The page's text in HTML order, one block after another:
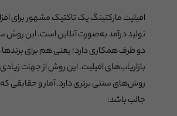
افیلیت مارکتینگ یک تاکتیک مشهور برای
تولید درآمد به‌صورت آنلاین است. این روش
دو طرف همکاری دارد؛ یعنی هم برای
بازاریاب‌های افیلیت. این روش از جهات زیادی
روش‌های سنتی برتری دارد. آمار و حقایقی که
جالب باشد: